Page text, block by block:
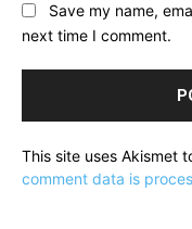
Save my name,
next time I comment.
This site uses Akismet
comment data is